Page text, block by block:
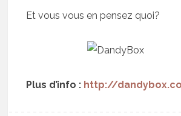
Et vous vous en pensez quoi?
Plus d’info : http://